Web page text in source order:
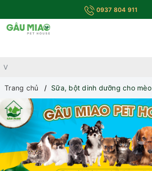
0937 804 911
Trang chủ Sữa, bột dinh dưỡng cho mèo